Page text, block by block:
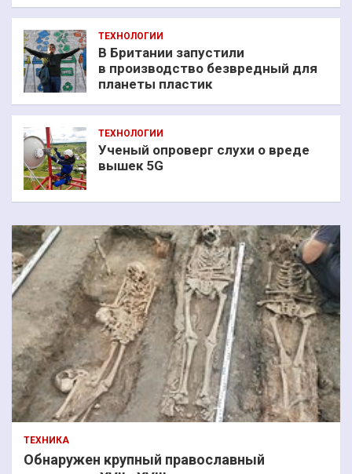
ТЕХНОЛОГИИ
В Британии запустили
в производство безвредный для
планеты пластик
ТЕХНОЛОГИИ
Ученый опроверг слухи о вреде
вышек 5G
ТЕХНИКА
Обнаружен крупный православный